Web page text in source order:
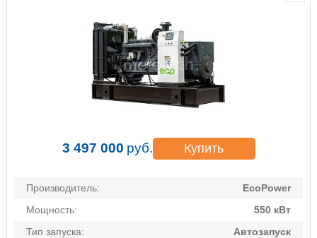
3 497 000 руб. Купить
Производитель:
EcoPower
Мощность:
550 кВт
Тип запуска:
Автозапуск